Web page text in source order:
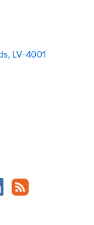
LV–4001